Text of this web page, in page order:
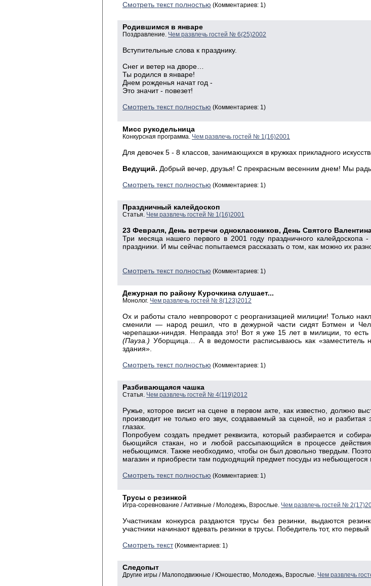
Смотреть текст полностью (Комментариев: 1)
Родившимся в январе
Поздравление. Чем развлечь гостей № 6(25)2002
Вступительные слова к празднику.
Снег и ветер на дворе…
Ты родился в январе!
Днем рожденья начат год -
Это значит - повезет!
Смотреть текст полностью (Комментариев: 1)
Мисс рукодельница
Конкурсная программа. Чем развлечь гостей № 1(16)2001
Для девочек 5 - 8 классов, занимающихся в кружках прикладного
Ведущий. Добрый вечер, друзья! С прекрасным весенним днем! Мы
Смотреть текст полностью (Комментариев: 1)
Праздничный калейдоскоп
Статья. Чем развлечь гостей № 1(16)2001
23 Февраля, День встречи одноклассников, День Святого
Три месяца нашего первого в 2001 году праздничного
праздники. И мы сейчас попытаемся рассказать о том, как можно их
Смотреть текст полностью (Комментариев: 1)
Дежурная по району Курочкина слушает...
Монолог. Чем развлечь гостей № 8(123)2012
Ох и работы стало невпроворот с реорганизацией милиции! Только
сменили — народ решил, что в дежурной части сидят Бэтмен и
черепашки-ниндзя. Неправда это! Вот я уже 15 лет в милиции, то
(Пауза.) Уборщица… А в ведомости расписываюсь как «заместитель
здания».
Смотреть текст полностью (Комментариев: 1)
Разбивающаяся чашка
Статья. Чем развлечь гостей № 4(119)2012
Ружье, которое висит на сцене в первом акте, как известно, должно
производит не только его звук, создаваемый за сценой, но и
глазах.
Попробуем создать предмет реквизита, который разбирается и
бьющийся стакан, но и любой рассыпающийся в процессе
небьющимся. Также необходимо, чтобы он был довольно твердым.
магазин и приобрести там подходящий предмет посуды из небьющегося
Смотреть текст полностью (Комментариев: 1)
Трусы с резинкой
Игра-соревнование / Активные / Молодежь, Взрослые. Чем развлечь гостей №
Участникам конкурса раздаются трусы без резинки, выдаются
участники начинают вдевать резинки в трусы. Победитель тот, кто
Смотреть текст(Комментариев: 1)
Следопыт
Другие игры / Малоподвижные / Юношество, Молодежь, Взрослые. Чем развлечь